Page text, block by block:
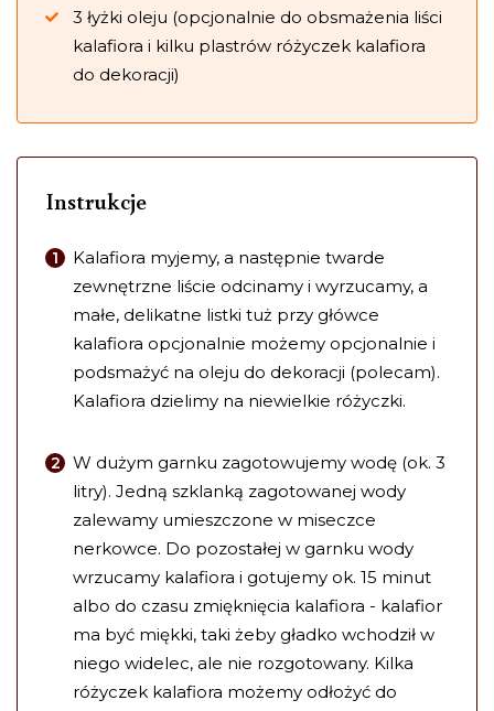
3 łyżki oleju (opcjonalnie do obsmażenia liści
kalafiora i kilku plastrów różyczek kalafiora
do dekoracji)
Instrukcje
Kalafiora myjemy, a następnie twarde
zewnętrzne liście odcinamy i wyrzucamy, a
małe, delikatne listki tuż przy główce
kalafiora opcjonalnie możemy opcjonalnie i
podsmażyć na oleju do dekoracji (polecam).
Kalafiora dzielimy na niewielkie różyczki.
W dużym garnku zagotowujemy wodę (ok. 3
litry). Jedną szklanką zagotowanej wody
zalewamy umieszczone w miseczce
nerkowce. Do pozostałej w garnku wody
wrzucamy kalafiora i gotujemy ok. 15 minut
albo do czasu zmięknięcia kalafiora - kalafior
ma być miękki, taki żeby gładko wchodził w
niego widelec, ale nie rozgotowany. Kilka
różyczek kalafiora możemy odłożyć do